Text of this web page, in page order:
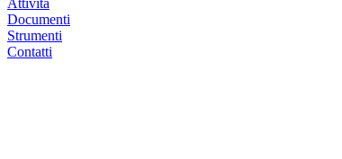
Attività
Documenti
Strumenti
Contatti